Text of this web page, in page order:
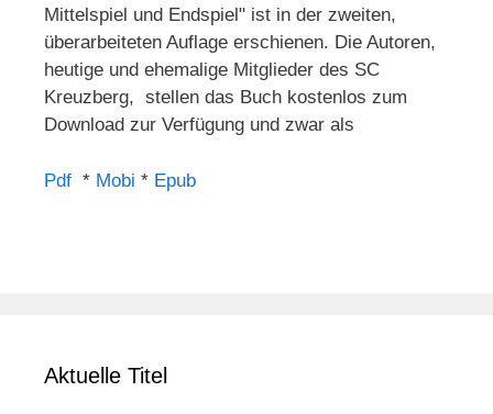
Mittelspiel und Endspiel" ist in der zweiten,
überarbeiteten Auflage erschienen. Die Autoren,
heutige und ehemalige Mitglieder des SC
Kreuzberg, stellen das Buch kostenlos zum
Download zur Verfügung und zwar als
Pdf * Mobi * Epub
Aktuelle Titel